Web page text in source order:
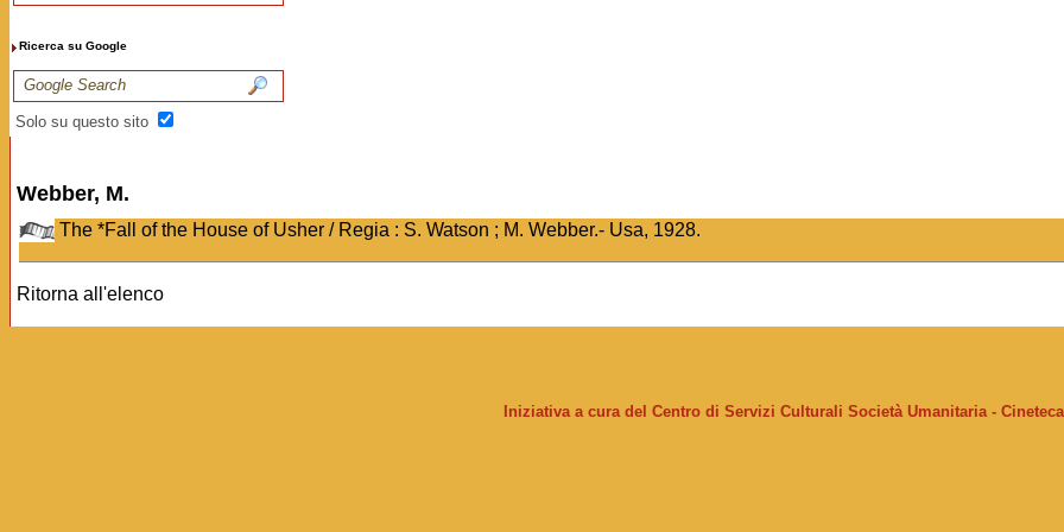
Ricerca su Google
Solo su questo sito
Webber, M.
The *Fall of the House of Usher / Regia : S. Watson ; M. Webber.- Usa, 1928.
Ritorna all'elenco
Iniziativa a cura del Centro di Servizi Culturali Società Umanitaria -